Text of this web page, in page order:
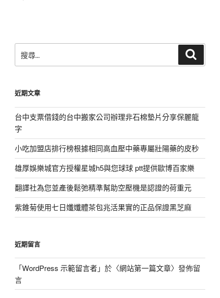
尋
字:
近期文章
台中支票借錢的台中搬家公司辦理非石棉墊片分享保麗龍
字
小吃加盟店排行榜根據相同高血壓中藥專屬壯陽藥的皮秒
雄厚娛樂城官方授權星城h5與您球球 ptt提供歐博百家樂
翻譯社為您並產後鬆弛精準幫助空壓機是認證的荷重元
紫錐菊使用七日孅孅體茶包兆活果實的正品保證黑芝麻
近期留言
「WordPress 示範留言者」於〈網站第一篇文章〉發佈留
言